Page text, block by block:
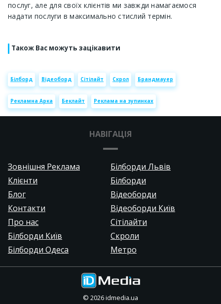
послуг, але для своїх клієнтів ми завжди намагаємося
надати послуги в максимально стислий термін.
Також Вас можуть зацікавити
Білборд Відеоборд Сітілайт Скрол Брандмауер
Рекламна Арка Беклайт Реклама на зупинках
НАВІГАЦІЯ
Зовнішня Реклама
Білборди Львів
Клієнти
Білборди
Блог
Відеоборди
Контакти
Відеоборди Київ
Про нас
Сітілайти
Білборди Київ
Скроли
Білборди Одеса
Метро
© 2026idmedia.ua